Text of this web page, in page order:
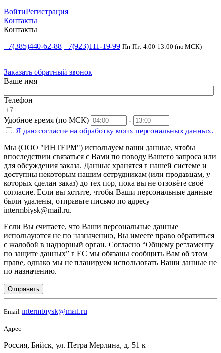
ВойтиРегистрация
Контакты
Контакты
+7(385)440-62-88 +7(923)111-19-99 Пн-Пт: 4:00-13:00 (по МСК)
Заказать обратный звонок
Ваше имя
Телефон
Удобное время (по МСК)
-
Я даю согласие на обработку моих персональных данных.
Мы (ООО "ИНТЕРМ") используем ваши данные, чтобы
впоследствии связаться с Вами по поводу Вашего запроса или
для обсуждения заказа. Данные хранятся в нашей системе и
доступны некоторым нашим сотрудникам (или продавцам, у
которых сделан заказ) до тех пор, пока вы не отзовёте своё
согласие. Если вы хотите, чтобы Ваши персональные данные
были удалены, отправьте письмо по адресу
intermbiysk@mail.ru.
Если Вы считаете, что Ваши персональные данные
используются не по назначению, Вы имеете право обратиться
с жалобой в надзорный орган. Согласно “Общему регламенту
по защите данных” в ЕС мы обязаны сообщить Вам об этом
праве, однако мы не планируем использовать Ваши данные не
по назначению.
Отправить
Email intermbiysk@mail.ru
Адрес
Россия, Бийск, ул. Петра Мерлина, д. 51 к